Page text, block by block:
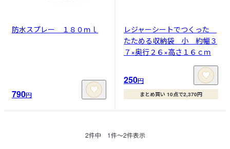
防水スプレー １８０ｍｌ
790円
レジャーシートでつくった
たためる収納袋 小 約幅３
７×奥行２６×高さ１６ｃｍ
250円
まとめ買い 10点で2,370円
2件中 1件〜2件表示